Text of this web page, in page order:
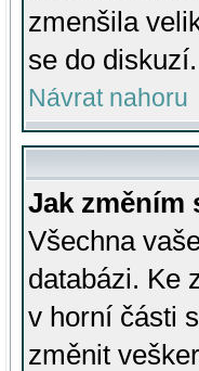
zmenšila
se do diskuzí.
Návrat nahoru
Jak změním
Všechna
databázi. Ke
v horní části
změnit